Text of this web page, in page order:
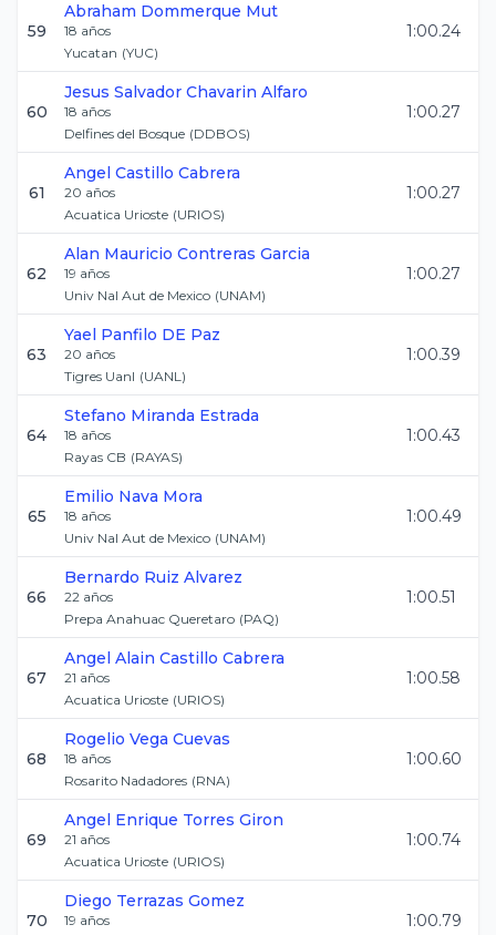
59
Abraham Dommerque Mut
18 años
Yucatan (YUC)
1:00.24
60
Jesus Salvador Chavarin Alfaro
18 años
Delfines del Bosque (DDBOS)
1:00.27
61
Angel Castillo Cabrera
20 años
Acuatica Urioste (URIOS)
1:00.27
62
Alan Mauricio Contreras Garcia
19 años
Univ Nal Aut de Mexico (UNAM)
1:00.27
63
Yael Panfilo DE Paz
20 años
Tigres Uanl (UANL)
1:00.39
64
Stefano Miranda Estrada
18 años
Rayas CB (RAYAS)
1:00.43
65
Emilio Nava Mora
18 años
Univ Nal Aut de Mexico (UNAM)
1:00.49
66
Bernardo Ruiz Alvarez
22 años
Prepa Anahuac Queretaro (PAQ)
1:00.51
67
Angel Alain Castillo Cabrera
21 años
Acuatica Urioste (URIOS)
1:00.58
68
Rogelio Vega Cuevas
18 años
Rosarito Nadadores (RNA)
1:00.60
69
Angel Enrique Torres Giron
21 años
Acuatica Urioste (URIOS)
1:00.74
70
Diego Terrazas Gomez
19 años
1:00.79